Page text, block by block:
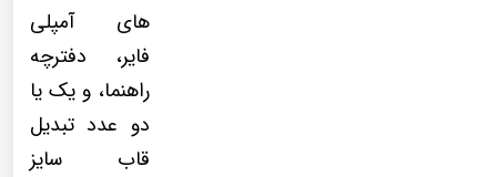
های آمپلی
فایر، دفترچه
راهنما، و یک یا
دو عدد تبدیل
قاب سایز